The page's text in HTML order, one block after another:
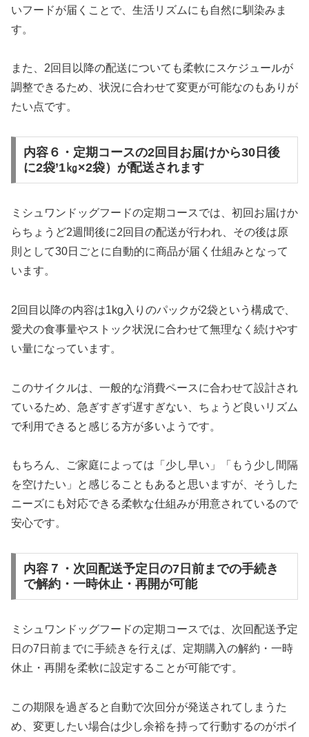
いフードが届くことで、生活リズムにも自然に馴染みま
す。
また、2回目以降の配送についても柔軟にスケジュールが
調整できるため、状況に合わせて変更が可能なのもありが
たい点です。
内容６・定期コースの2回目お届けから30日後
に2袋’1㎏×2袋）が配送されます
ミシュワンドッグフードの定期コースでは、初回お届けか
らちょうど2週間後に2回目の配送が行われ、その後は原
則として30日ごとに自動的に商品が届く仕組みとなって
います。
2回目以降の内容は1kg入りのパックが2袋という構成で、
愛犬の食事量やストック状況に合わせて無理なく続けやす
い量になっています。
このサイクルは、一般的な消費ペースに合わせて設計され
ているため、急ぎすぎず遅すぎない、ちょうど良いリズム
で利用できると感じる方が多いようです。
もちろん、ご家庭によっては「少し早い」「もう少し間隔
を空けたい」と感じることもあると思いますが、そうした
ニーズにも対応できる柔軟な仕組みが用意されているので
安心です。
内容７・次回配送予定日の7日前までの手続き
で解約・一時休止・再開が可能
ミシュワンドッグフードの定期コースでは、次回配送予定
日の7日前までに手続きを行えば、定期購入の解約・一時
休止・再開を柔軟に設定することが可能です。
この期限を過ぎると自動で次回分が発送されてしまうた
め、変更したい場合は少し余裕を持って行動するのがポイ